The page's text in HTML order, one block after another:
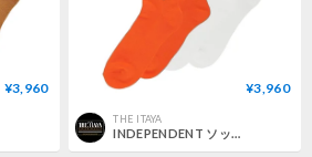
¥3,960 ¥3,960
THE ITAYA
INDEPENDENT ソックス インディペンデント メンズ Baseline Mens Independent Socks X2 Pairs （White/Orange Reflective）